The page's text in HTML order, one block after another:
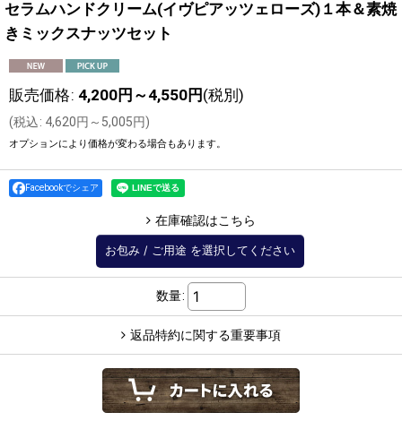
セラムハンドクリーム(イヴピアッツェローズ)１本＆素焼
きミックスナッツセット
販売価格: 4,200円 ～4,550円 (税別)
(税込: 4,620円 ～5,005円)
オプションにより価格が変わる場合もあります。
Facebookでシェア
在庫確認はこちら
お包み / ご用途 を選択してください
数量:
返品特約に関する重要事項